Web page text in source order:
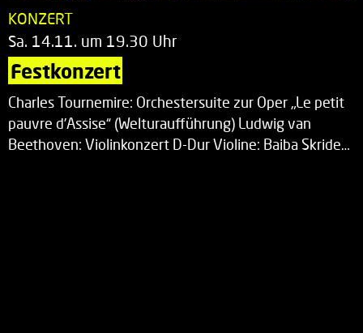
KONZERT
Sa. 14.11. um 19.30 Uhr
Festkonzert
Charles Tournemire: Orchestersuite zur Oper „Le petit
pauvre d’Assise“ (Welturaufführung) Ludwig van
Beethoven: Violinkonzert D-Dur Violine: Baiba Skride…